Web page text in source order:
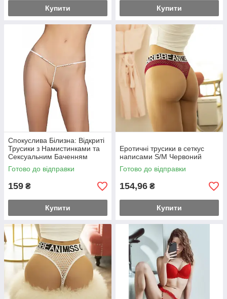
Купити Купити
Спокуслива Білизна: Відкриті
Трусики з Намистинками та
Сексуальним Баченням
S/M/L Білий
Готово до відправки
159 ₴
Купити
Еротичні трусики в сеткус
написами S/M Червоний
Готово до відправки
154,96 ₴
Купити